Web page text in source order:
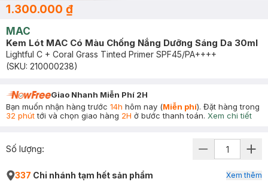
1.300.000 ₫
MAC
Kem Lót MAC Có Màu Chống Nắng Dưỡng Sáng Da 30ml
Lightful C + Coral Grass Tinted Primer SPF45/PA++++
(SKU: 210000238)
Giao Nhanh Miễn Phí 2H
Bạn muốn nhận hàng trước 14h hôm nay (Miễn phí). Đặt hàng trong
32 phúttới và chọn giao hàng 2H ở bước thanh toán. Xem chi tiết
Số lượng:
337 Chi nhánh tạm hết sản phẩm Xem thêm